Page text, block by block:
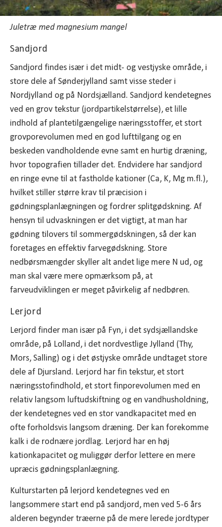
Juletræ med magnesium mangel
Sandjord
Sandjord findes især i det midt- og vestjyske område, i
store dele af Sønderjylland samt visse steder i
Nordjylland og på Nordsjælland. Sandjord kendetegnes
ved en grov tekstur (jordpartikelstørrelse), et lille
indhold af plantetilgængelige næringsstoffer, et stort
grovporevolumen med en god lufttilgang og en
beskeden vandholdende evne samt en hurtig dræning,
hvor topografien tillader det. Endvidere har sandjord
en ringe evne til at fastholde kationer (Ca, K, Mg m.fl.),
hvilket stiller større krav til præcision i
gødningsplanlægningen og fordrer splitgødskning. Af
hensyn til udvaskningen er det vigtigt, at man har
gødning tilovers til sommergødskningen, så der kan
foretages en effektiv farvegødskning. Store
nedbørsmængder skyller alt andet lige mere N ud, og
man skal være mere opmærksom på, at
farveudviklingen er meget påvirkelig af nedbøren.
Lerjord
Lerjord finder man især på Fyn, i det sydsjællandske
område, på Lolland, i det nordvestlige Jylland (Thy,
Mors, Salling) og i det østjyske område undtaget store
dele af Djursland. Lerjord har fin tekstur, et stort
næringsstofindhold, et stort finporevolumen med en
relativ langsom luftudskiftning og en vandhusholdning,
der kendetegnes ved en stor vandkapacitet med en
ofte forholdsvis langsom dræning. Der kan forekomme
kalk i de rodnære jordlag. Lerjord har en høj
kationkapacitet og muliggør derfor lettere en mere
upræcis gødningsplanlægning.
Kulturstarten på lerjord kendetegnes ved en
langsommere start end på sandjord, men ved 5-6 års
alderen begynder træerne på de mere lerede jordtyper